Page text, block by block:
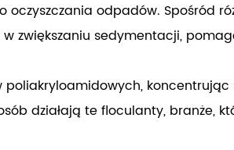
odpadów. Spośród
zwiększaniu sedymentacji,
poliakryloamidowych,
działają te floculanty, branże,